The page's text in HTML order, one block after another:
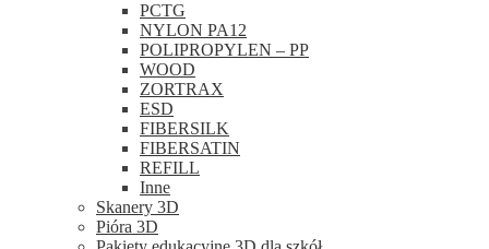
PCTG
NYLON PA12
POLIPROPYLEN – PP
WOOD
ZORTRAX
ESD
FIBERSILK
FIBERSATIN
REFILL
Inne
Skanery 3D
Pióra 3D